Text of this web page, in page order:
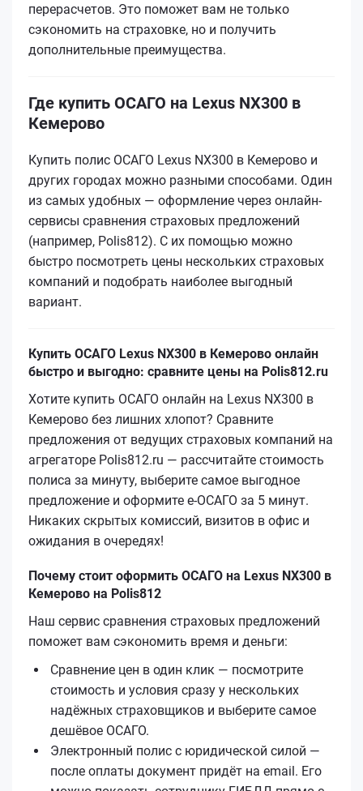
перерасчетов. Это поможет вам не только
сэкономить на страховке, но и получить
дополнительные преимущества.
Где купить ОСАГО на Lexus NX300 в
Кемерово
Купить полис ОСАГО Lexus NX300 в Кемерово и
других городах можно разными способами. Один
из самых удобных — оформление через онлайн-
сервисы сравнения страховых предложений
(например, Polis812). С их помощью можно
быстро посмотреть цены нескольких страховых
компаний и подобрать наиболее выгодный
вариант.
Купить ОСАГО Lexus NX300 в Кемерово онлайн
быстро и выгодно: сравните цены на Polis812.ru
Хотите купить ОСАГО онлайн на Lexus NX300 в
Кемерово без лишних хлопот? Сравните
предложения от ведущих страховых компаний на
агрегаторе Polis812.ru — рассчитайте стоимость
полиса за минуту, выберите самое выгодное
предложение и оформите е‑ОСАГО за 5 минут.
Никаких скрытых комиссий, визитов в офис и
ожидания в очередях!
Почему стоит оформить ОСАГО на Lexus NX300 в
Кемерово на Polis812
Наш сервис сравнения страховых предложений
поможет вам сэкономить время и деньги:
Сравнение цен в один клик — посмотрите
стоимость и условия сразу у нескольких
надёжных страховщиков и выберите самое
дешёвое ОСАГО.
Электронный полис с юридической силой —
после оплаты документ придёт на email. Его